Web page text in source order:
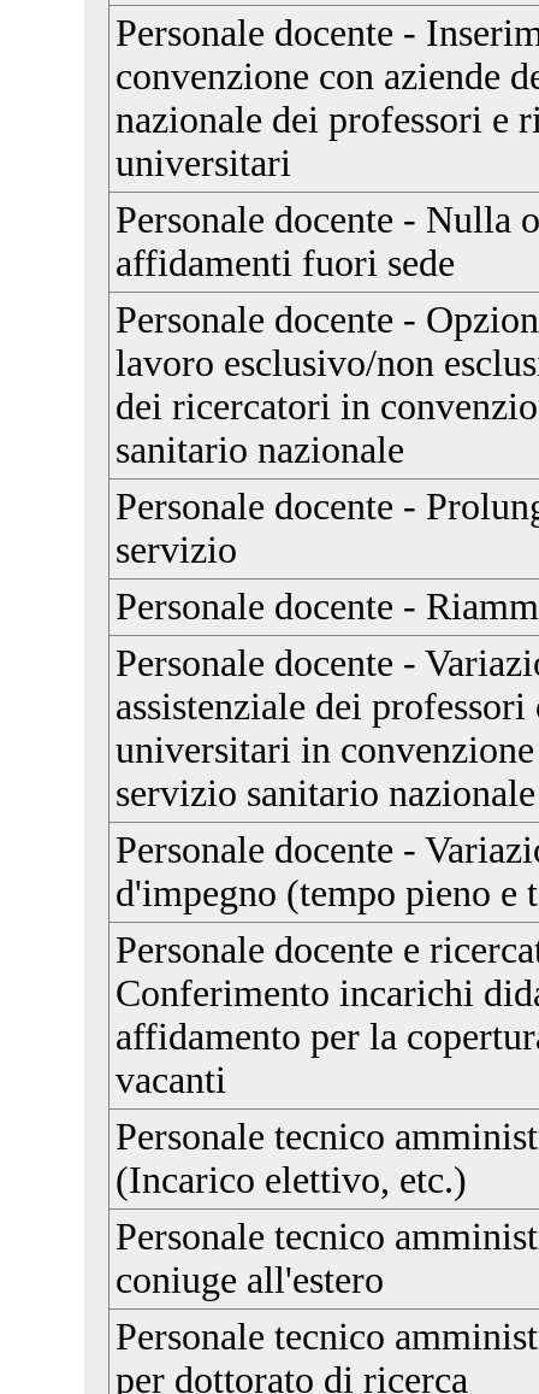
Personale docente -
convenzione con aziende
nazionale dei professori e
universitari
Personale docente - Nulla
affidamenti fuori sede
Personale docente -
lavoro esclusivo/non
dei ricercatori in
sanitario nazionale
Personale docente -
servizio
Personale docente -
Personale docente -
assistenziale dei
universitari in
servizio sanitario nazionale
Personale docente -
d'impegno (tempo pieno e
Personale docente e
Conferimento incarichi
affidamento per la
vacanti
Personale tecnico
(Incarico elettivo, etc.)
Personale tecnico
coniuge all'estero
Personale tecnico
per dottorato di ricerca